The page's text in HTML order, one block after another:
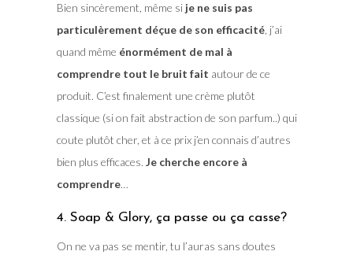
Bien sincèrement, même si je ne suis pas
particulèrement déçue de son efficacité, j’ai
quand même énormément de mal à
comprendre tout le bruit fait autour de ce
produit. C’est finalement une crème plutôt
classique (si on fait abstraction de son parfum..) qui
coute plutôt cher, et à ce prix j’en connais d’autres
bien plus efficaces. Je cherche encore à
comprendre…
4. Soap & Glory, ça passe ou ça casse?
On ne va pas se mentir, tu l’auras sans doutes